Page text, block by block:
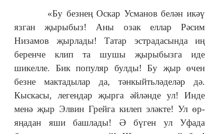
«Бу безнең Оскар Усманов белән икәү
язган җырыбыз! Аны озак еллар Рәсим
Низамов җырлады! Татар эстрадасында иң
беренче клип та шушы җырыбызга иде
шикелле. Бик популяр булды! Бу җыр өчен
безне мактадылар да, тәнкыйтьләделәр дә.
Кыскасы, легендар җырга әйләнде ул! Инде
менә җыр Элвин Грейга килеп эләкте! Ул өр-
яңадан яши башлады! Ә бүген ул Уфада